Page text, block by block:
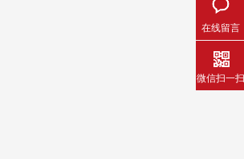
在线留言
微信扫一扫